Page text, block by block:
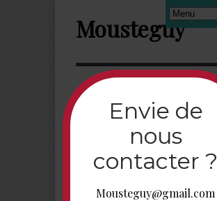
Mousteguy
Envie de
nous
contacter ?
Mousteguy@gmail.com